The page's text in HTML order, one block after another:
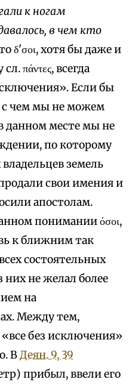
к ногам
в чем кто
δ'σοι, хотя бы даже и
πάντες, всегда
Если бы
с чем мы не можем
данном месте мы не
по которому
земель
свои имения и
апостолам.
понимании όσοι,
к ближним так
состоятельных
них не желал более
на
Между тем,
«все без исключения»
ВДеян. 9, 39
прибыл, ввели его